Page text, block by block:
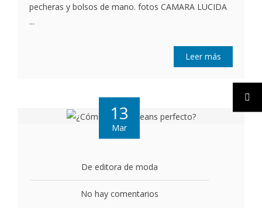
pecheras y bolsos de mano. fotos CAMARA LUCIDA
...
Leer más
13
Mar
De editora de moda
No hay comentarios